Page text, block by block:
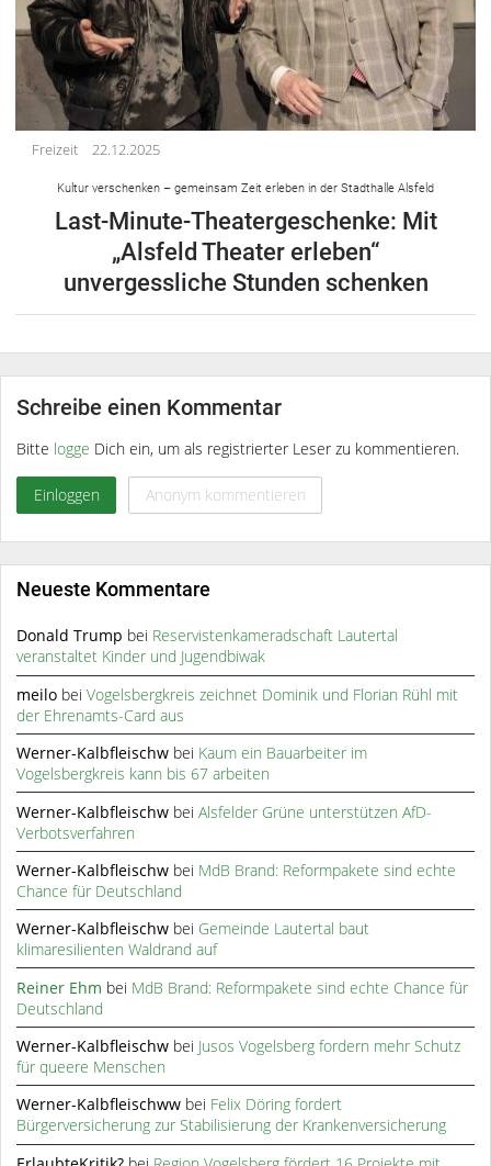
Freizeit 22.12.2025
Kultur verschenken – gemeinsam Zeit erleben in der Stadthalle Alsfeld
Last-Minute-Theatergeschenke: Mit
„Alsfeld Theater erleben“
unvergessliche Stunden schenken
Schreibe einen Kommentar
Bitte logge Dich ein, um als registrierter Leser zu kommentieren.
Einloggen Anonym kommentieren
Neueste Kommentare
Donald Trump bei Reservistenkameradschaft Lautertal
veranstaltet Kinder und Jugendbiwak
meilo beiVogelsbergkreis zeichnet Dominik und Florian Rühl mit
der Ehrenamts-Card aus
Werner-Kalbfleischw bei Kaum ein Bauarbeiter im
Vogelsbergkreis kann bis 67 arbeiten
Werner-Kalbfleischw beiAlsfelder Grüne unterstützen AfD-
Verbotsverfahren
Werner-Kalbfleischw bei MdB Brand: Reformpakete sind echte
Chance für Deutschland
Werner-Kalbfleischw bei Gemeinde Lautertal baut
klimaresilienten Waldrand auf
Reiner Ehm bei MdB Brand: Reformpakete sind echte Chance für
Deutschland
Werner-Kalbfleischw bei Jusos Vogelsberg fordern mehr Schutz
für queere Menschen
Werner-Kalbfleischww bei Felix Döring fordert
Bürgerversicherung zur Stabilisierung der Krankenversicherung